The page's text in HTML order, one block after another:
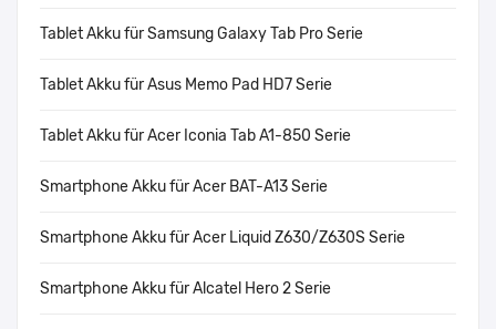
Tablet Akku für Samsung Galaxy Tab Pro Serie
Tablet Akku für Asus Memo Pad HD7 Serie
Tablet Akku für Acer Iconia Tab A1-850 Serie
Smartphone Akku für Acer BAT-A13 Serie
Smartphone Akku für Acer Liquid Z630/Z630S Serie
Smartphone Akku für Alcatel Hero 2 Serie